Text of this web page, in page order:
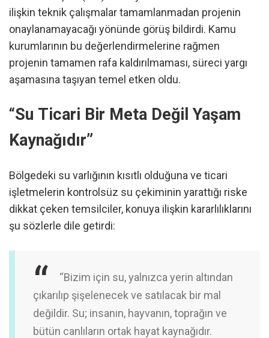
ilişkin teknik çalışmalar tamamlanmadan projenin
onaylanamayacağı yönünde görüş bildirdi. Kamu
kurumlarının bu değerlendirmelerine rağmen
projenin tamamen rafa kaldırılmaması, süreci yargı
aşamasına taşıyan temel etken oldu.
“Su Ticari Bir Meta Değil Yaşam
Kaynağıdır”
Bölgedeki su varlığının kısıtlı olduğuna ve ticari
işletmelerin kontrolsüz su çekiminin yarattığı riske
dikkat çeken temsilciler, konuya ilişkin kararlılıklarını
şu sözlerle dile getirdi:
“Bizim için su, yalnızca yerin altından
çıkarılıp şişelenecek ve satılacak bir mal
değildir. Su; insanın, hayvanın, toprağın ve
bütün canlıların ortak hayat kaynağıdır.